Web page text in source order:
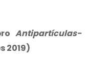
Antipartículas-
2019)